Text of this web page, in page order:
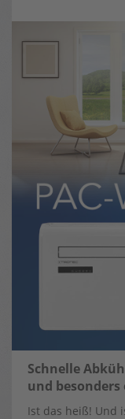
Schnelle
und
Ist das heiß! Und